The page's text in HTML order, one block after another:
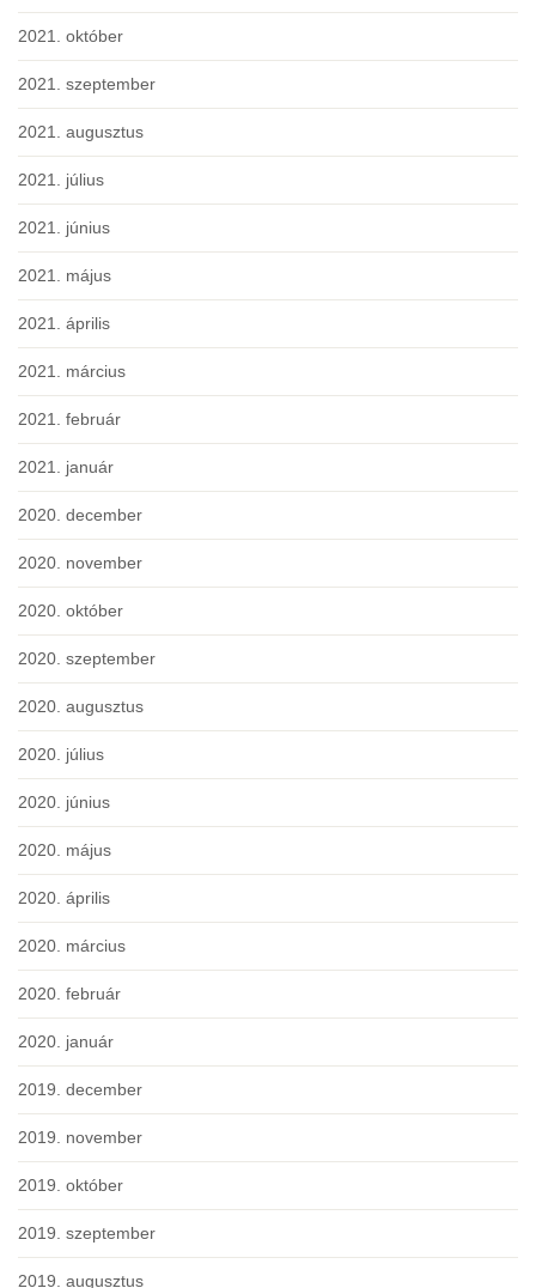
2021. október
2021. szeptember
2021. augusztus
2021. július
2021. június
2021. május
2021. április
2021. március
2021. február
2021. január
2020. december
2020. november
2020. október
2020. szeptember
2020. augusztus
2020. július
2020. június
2020. május
2020. április
2020. március
2020. február
2020. január
2019. december
2019. november
2019. október
2019. szeptember
2019. augusztus